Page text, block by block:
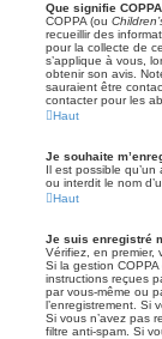
Que signifie
COPPA (ou
recueillir des
pour la collecte de
s’applique à vous,
obtenir son avis.
sauraient être
contacter pour les
Haut
Je souhaite
Il est possible
ou interdit le nom
Haut
Je suis enregistré
Vérifiez, en premier,
Si la gestion
instructions reçues
par vous-même ou
l’enregistrement. Si
Si vous n’avez pas
filtre anti-spam. Si